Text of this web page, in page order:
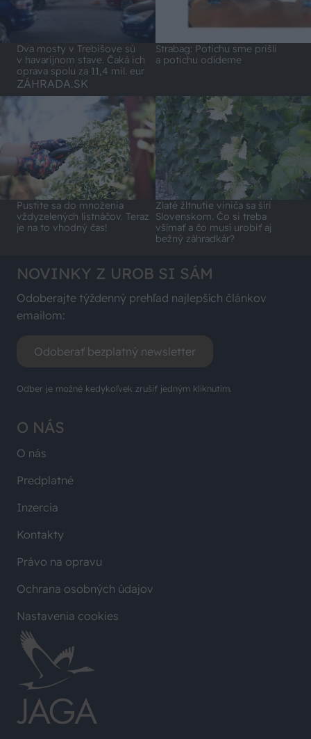
Dva mosty v Trebišove sú
v havarijnom stave. Čaká ich
oprava spolu za 11,4 mil. eur
Strabag: Potichu sme prišli
a potichu odídeme
ZÁHRADA.SK
Pustite sa do množenia
vždyzelených listnáčov. Teraz
je na to vhodný čas!
Zlaté žltnutie viniča sa šíri
Slovenskom. Čo si treba
všímať a čo musí urobiť aj
bežný záhradkár?
O NÁS
O nás
Predplatné
Inzercia
Kontakty
Právo na opravu
Ochrana osobných údajov
Nastavenia cookies
NOVINKY Z UROB SI SÁM
Odoberajte týždenný prehľad najlepších článkov
emailom:
Odoberať bezplatný newsletter
Odber je možné kedykoľvek zrušiť jedným kliknutím.